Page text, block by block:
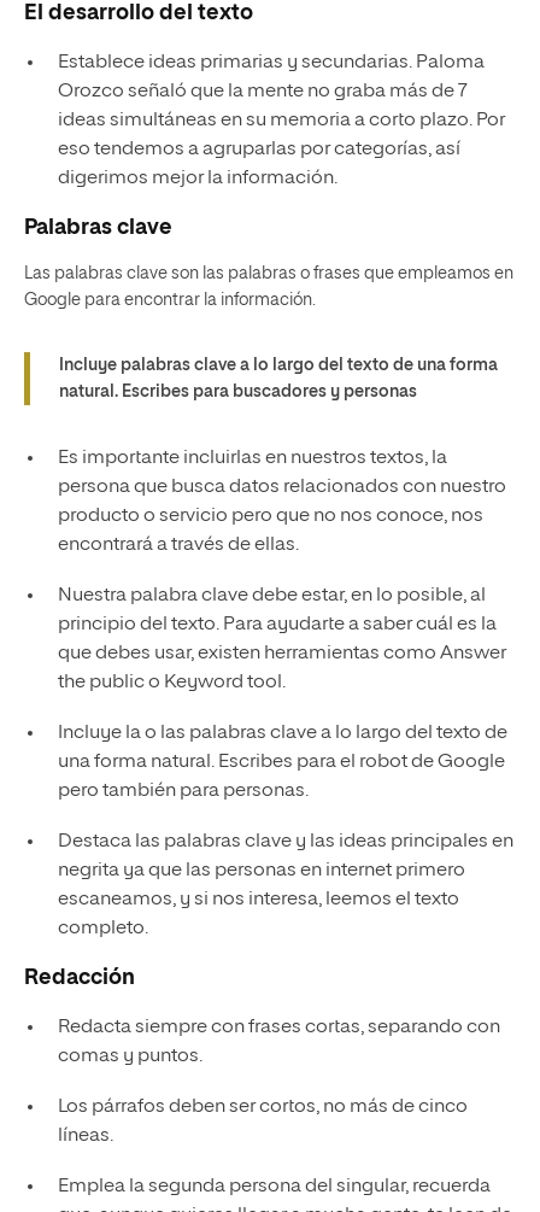
El desarrollo del texto
Establece ideas primarias y secundarias. Paloma
Orozco señaló que la mente no graba más de 7
ideas simultáneas en su memoria a corto plazo. Por
eso tendemos a agruparlas por categorías, así
digerimos mejor la información.
Palabras clave
Las palabras clave son las palabras o frases que empleamos en
Google para encontrar la información.
Incluye palabras clave a lo largo del texto de una forma
natural. Escribes para buscadores y personas
Es importante incluirlas en nuestros textos, la
persona que busca datos relacionados con nuestro
producto o servicio pero que no nos conoce, nos
encontrará a través de ellas.
Nuestra palabra clave debe estar, en lo posible, al
principio del texto. Para ayudarte a saber cuál es la
que debes usar, existen herramientas como Answer
the public o Keyword tool.
Incluye la o las palabras clave a lo largo del texto de
una forma natural. Escribes para el robot de Google
pero también para personas.
Destaca las palabras clave y las ideas principales en
negrita ya que las personas en internet primero
escaneamos, y si nos interesa, leemos el texto
completo.
Redacción
Redacta siempre con frases cortas, separando con
comas y puntos.
Los párrafos deben ser cortos, no más de cinco
líneas.
Emplea la segunda persona del singular, recuerda